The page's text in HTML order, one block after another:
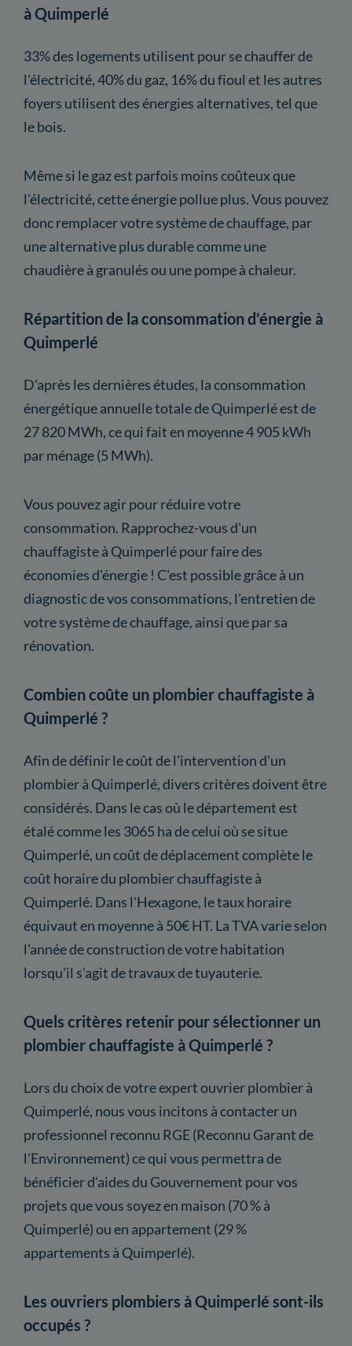
à Quimperlé
33% des logements utilisent pour se chauffer de
l'électricité, 40% du gaz, 16% du fioul et les autres
foyers utilisent des énergies alternatives, tel que
le bois.
Même si le gaz est parfois moins coûteux que
l'électricité, cette énergie pollue plus. Vous pouvez
donc remplacer votre système de chauffage, par
une alternative plus durable comme une
chaudière à granulés ou une pompe à chaleur.
Répartition de la consommation d'énergie à
Quimperlé
D'après les dernières études, la consommation
énergétique annuelle totale de Quimperlé est de
27 820 MWh, ce qui fait en moyenne 4 905 kWh
par ménage (5 MWh).
Vous pouvez agir pour réduire votre
consommation. Rapprochez-vous d'un
chauffagiste à Quimperlé pour faire des
économies d'énergie ! C'est possible grâce à un
diagnostic de vos consommations, l'entretien de
votre système de chauffage, ainsi que par sa
rénovation.
Combien coûte un plombier chauffagiste à
Quimperlé ?
Afin de définir le coût de l'intervention d'un
plombier à Quimperlé, divers critères doivent être
considérés. Dans le cas où le département est
étalé comme les 3065 ha de celui où se situe
Quimperlé, un coût de déplacement complète le
coût horaire du plombier chauffagiste à
Quimperlé. Dans l'Hexagone, le taux horaire
équivaut en moyenne à 50€ HT. La TVA varie selon
l'année de construction de votre habitation
lorsqu'il s'agit de travaux de tuyauterie.
Quels critères retenir pour sélectionner un
plombier chauffagiste à Quimperlé ?
Lors du choix de votre expert ouvrier plombier à
Quimperlé, nous vous incitons à contacter un
professionnel reconnu RGE (Reconnu Garant de
l'Environnement) ce qui vous permettra de
bénéficier d'aides du Gouvernement pour vos
projets que vous soyez en maison (70 % à
Quimperlé) ou en appartement (29 %
appartements à Quimperlé).
Les ouvriers plombiers à Quimperlé sont-ils
occupés ?